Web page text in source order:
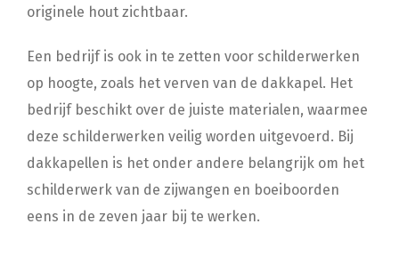
originele hout zichtbaar.
Een bedrijf is ook in te zetten voor schilderwerken
op hoogte, zoals het verven van de dakkapel. Het
bedrijf beschikt over de juiste materialen, waarmee
deze schilderwerken veilig worden uitgevoerd. Bij
dakkapellen is het onder andere belangrijk om het
schilderwerk van de zijwangen en boeiboorden
eens in de zeven jaar bij te werken.